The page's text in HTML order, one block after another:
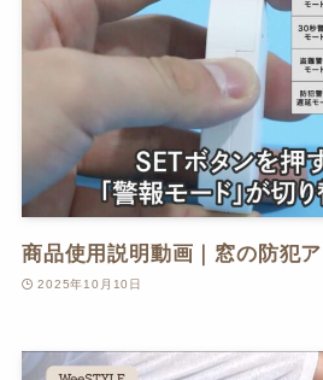
商品使用説明動画｜窓の防犯
2025年10月10日